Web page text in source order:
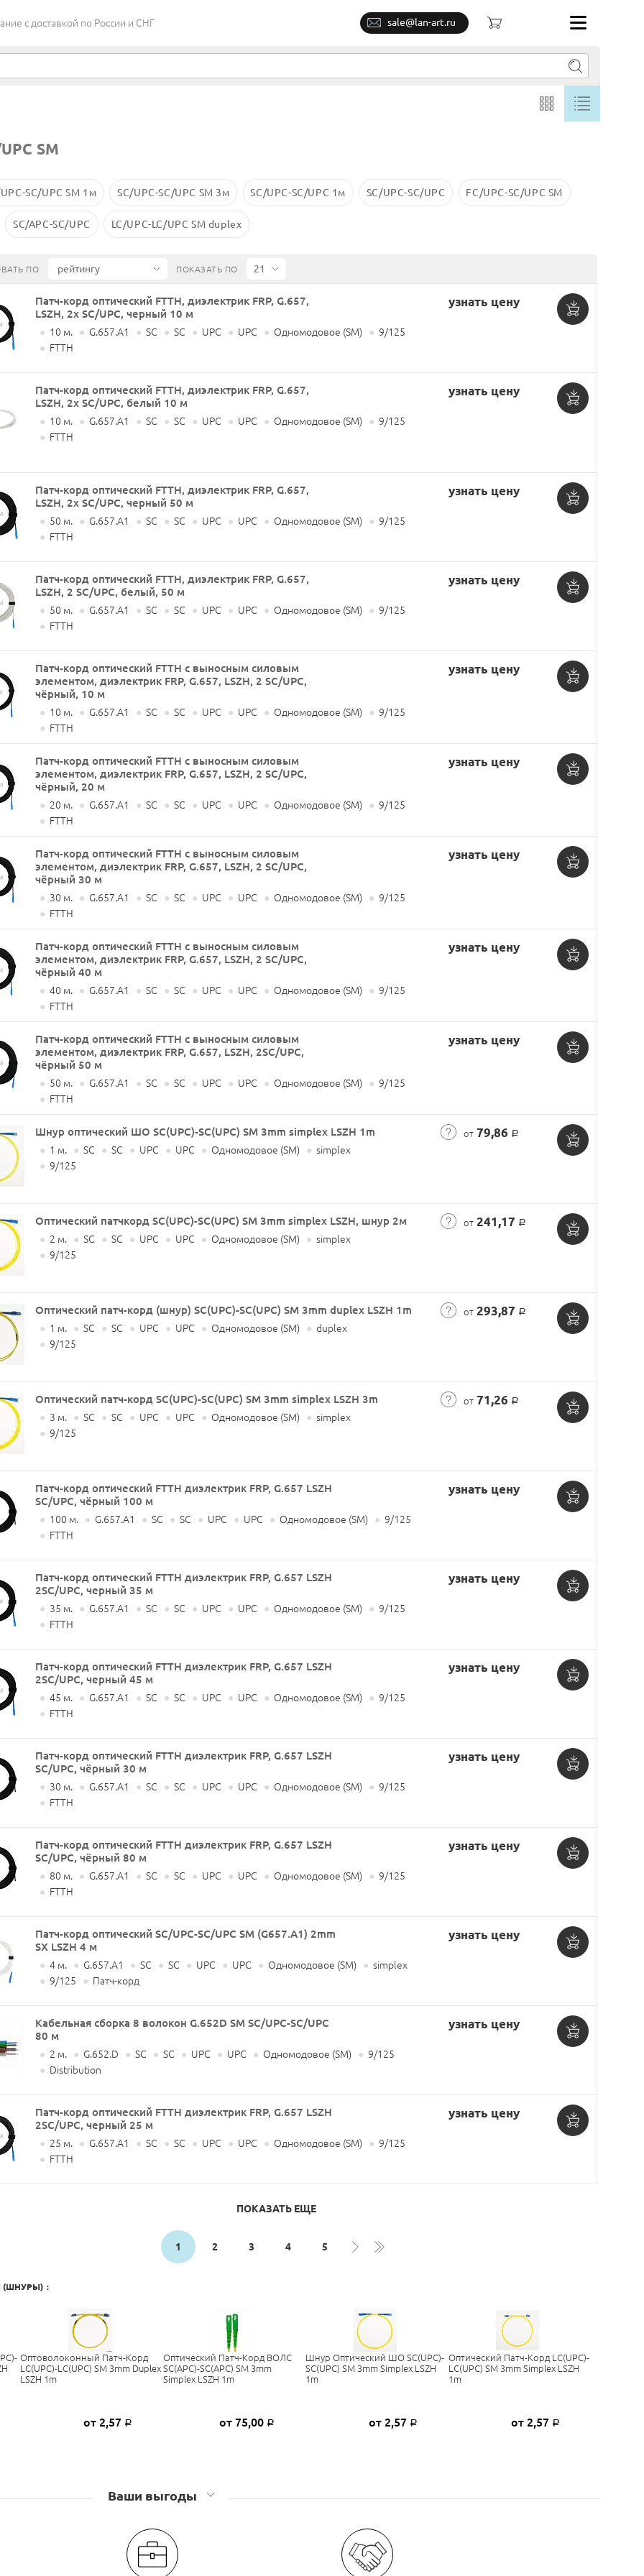
c доставкой по России и СНГ sale@lan-art.ru
SM
SC/UPC SM 1м SC/UPC-SC/UPC SM 3м SC/UPC-SC/UPC 1м SC/UPC-SC/UPC FC/UPC-SC/UPC SM
SC/APC-SC/UPC LC/UPC-LC/UPC SM duplex
ПО ПОКАЗАТЬ ПО
Патч-корд оптический FTTH, диэлектрик FRP, G.657,
LSZH, 2x SC/UPC, черный 10 м
узнать цену
● 10 м. ● G.657.A1 ● SC ● SC ● UPC ● UPC ● Одномодовое (SM) ● 9/125
● FTTH
Патч-корд оптический FTTH, диэлектрик FRP, G.657,
LSZH, 2x SC/UPC, белый 10 м
узнать цену
● 10 м. ● G.657.A1 ● SC ● SC ● UPC ● UPC ● Одномодовое (SM) ● 9/125
● FTTH
Патч-корд оптический FTTH, диэлектрик FRP, G.657,
LSZH, 2x SC/UPC, черный 50 м
узнать цену
● 50 м. ● G.657.A1 ● SC ● SC ● UPC ● UPC ● Одномодовое (SM) ● 9/125
● FTTH
Патч-корд оптический FTTH, диэлектрик FRP, G.657,
LSZH, 2 SC/UPC, белый, 50 м
узнать цену
● 50 м. ● G.657.A1 ● SC ● SC ● UPC ● UPC ● Одномодовое (SM) ● 9/125
● FTTH
Патч-корд оптический FTTH с выносным силовым
элементом, диэлектрик FRP, G.657, LSZH, 2 SC/UPC,
чёрный, 10 м
узнать цену
● 10 м. ● G.657.A1 ● SC ● SC ● UPC ● UPC ● Одномодовое (SM) ● 9/125
● FTTH
Патч-корд оптический FTTH с выносным силовым
элементом, диэлектрик FRP, G.657, LSZH, 2 SC/UPC,
чёрный, 20 м
узнать цену
● 20 м. ● G.657.A1 ● SC ● SC ● UPC ● UPC ● Одномодовое (SM) ● 9/125
● FTTH
Патч-корд оптический FTTH с выносным силовым
элементом, диэлектрик FRP, G.657, LSZH, 2 SC/UPC,
чёрный 30 м
узнать цену
● 30 м. ● G.657.A1 ● SC ● SC ● UPC ● UPC ● Одномодовое (SM) ● 9/125
● FTTH
Патч-корд оптический FTTH с выносным силовым
элементом, диэлектрик FRP, G.657, LSZH, 2 SC/UPC,
чёрный 40 м
узнать цену
● 40 м. ● G.657.A1 ● SC ● SC ● UPC ● UPC ● Одномодовое (SM) ● 9/125
● FTTH
Патч-корд оптический FTTH с выносным силовым
элементом, диэлектрик FRP, G.657, LSZH, 2SC/UPC,
чёрный 50 м
узнать цену
● 50 м. ● G.657.A1 ● SC ● SC ● UPC ● UPC ● Одномодовое (SM) ● 9/125
● FTTH
Шнур оптический ШО SC(UPC)-SC(UPC) SM 3mm simplex LSZH 1m от 79,86 Р
● 1 м. ● SC ● SC ● UPC ● UPC ● Одномодовое (SM) ● simplex
● 9/125
Оптический патчкорд SC(UPC)-SC(UPC) SM 3mm simplex LSZH, шнур 2м от 241,17 Р
● 2 м. ● SC ● SC ● UPC ● UPC ● Одномодовое (SM) ● simplex
● 9/125
Оптический патч-корд (шнур) SC(UPC)-SC(UPC) SM 3mm duplex LSZH 1m от 293,87 Р
● 1 м. ● SC ● SC ● UPC ● UPC ● Одномодовое (SM) ● duplex
● 9/125
Оптический патч-корд SC(UPC)-SC(UPC) SM 3mm simplex LSZH 3m от 71,26 Р
● 3 м. ● SC ● SC ● UPC ● UPC ● Одномодовое (SM) ● simplex
● 9/125
Патч-корд оптический FTTH диэлектрик FRP, G.657 LSZH
SC/UPC, чёрный 100 м
узнать цену
● 100 м. ● G.657.A1 ● SC ● SC ● UPC ● UPC ● Одномодовое (SM) ● 9/125
● FTTH
Патч-корд оптический FTTH диэлектрик FRP, G.657 LSZH
2SC/UPC, черный 35 м
узнать цену
● 35 м. ● G.657.A1 ● SC ● SC ● UPC ● UPC ● Одномодовое (SM) ● 9/125
● FTTH
Патч-корд оптический FTTH диэлектрик FRP, G.657 LSZH
2SC/UPC, черный 45 м
узнать цену
● 45 м. ● G.657.A1 ● SC ● SC ● UPC ● UPC ● Одномодовое (SM) ● 9/125
● FTTH
Патч-корд оптический FTTH диэлектрик FRP, G.657 LSZH
SC/UPC, чёрный 30 м
узнать цену
● 30 м. ● G.657.A1 ● SC ● SC ● UPC ● UPC ● Одномодовое (SM) ● 9/125
● FTTH
Патч-корд оптический FTTH диэлектрик FRP, G.657 LSZH
SC/UPC, чёрный 80 м
узнать цену
● 80 м. ● G.657.A1 ● SC ● SC ● UPC ● UPC ● Одномодовое (SM) ● 9/125
● FTTH
Патч-корд оптический SC/UPC-SC/UPC SM (G657.A1) 2mm
SX LSZH 4 м
узнать цену
● 4 м. ● G.657.A1 ● SC ● SC ● UPC ● UPC ● Одномодовое (SM) ● simplex
● 9/125 ● Патч-корд
Кабельная сборка 8 волокон G.652D SM SC/UPC-SC/UPC
80 м
узнать цену
● 2 м. ● G.652.D ● SC ● SC ● UPC ● UPC ● Одномодовое (SM) ● 9/125
● Distribution
Патч-корд оптический FTTH диэлектрик FRP, G.657 LSZH
2SC/UPC, черный 25 м
узнать цену
● 25 м. ● G.657.A1 ● SC ● SC ● UPC ● UPC ● Одномодовое (SM) ● 9/125
● FTTH
ПОКАЗАТЬ ЕЩЕ
1 2 3 4 5
(ШНУРЫ) :
Оптоволоконный Патч-Корд
LC(UPC)-LC(UPC) SM 3mm Duplex
LSZH 1m
от 2,57 Р
Оптический Патч-Корд ВОЛС
SC(APC)-SC(APC) SM 3mm
Simplex LSZH 1m
от 75,00 Р
Шнур Оптический ШО SC(UPC)-
SC(UPC) SM 3mm Simplex LSZH
1m
от 2,57 Р
Оптический Патч-Корд LC(UPC)-
LC(UPC) SM 3mm Simplex LSZH
1m
от 2,57 Р
Ваши выгоды